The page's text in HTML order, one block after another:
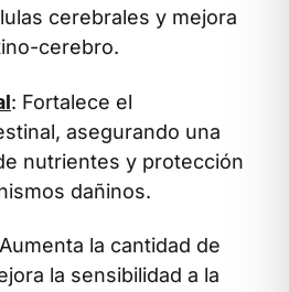
cerebrales y mejora
cerebro.
: Fortalece el
asegurando una
nutrientes y protección
dañinos.
la cantidad de
la sensibilidad a la